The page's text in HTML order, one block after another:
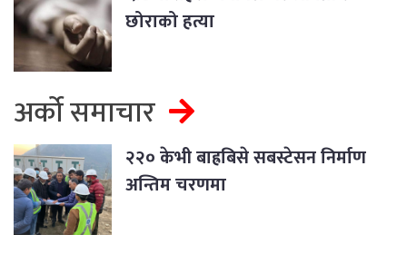
छोराको हत्या
अर्को समाचार
२२० केभी बाह्रबिसे सबस्टेसन निर्माण
अन्तिम चरणमा